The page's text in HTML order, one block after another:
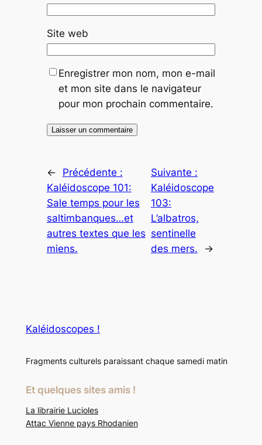
Site web
Enregistrer mon nom, mon e-mail
et mon site dans le navigateur
pour mon prochain commentaire.
←
Précédente :
Kaléidoscope 101:
Sale temps pour les
saltimbanques…et
autres textes que les
miens.
Suivante :
Kaléidoscope
103:
L’albatros,
sentinelle
des mers.
→
Kaléidoscopes !
Fragments culturels paraissant chaque samedi matin
Et quelques sites amis !
La librairie Lucioles
Attac Vienne pays Rhodanien